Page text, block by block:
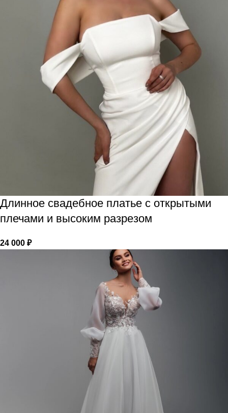
Длинное свадебное платье с открытыми
плечами и высоким разрезом
24 000 ₽